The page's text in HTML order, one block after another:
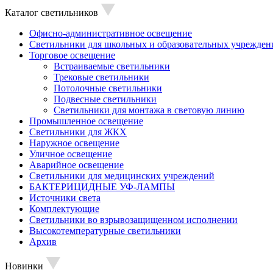
Каталог светильников
Офисно-административное освещение
Светильники для школьных и образовательных
Торговое освещение
Встраиваемые светильники
Трековые светильники
Потолочные светильники
Подвесные светильники
Светильники для монтажа в световую линию
Промышленное освещение
Светильники для ЖКХ
Наружное освещение
Уличное освещение
Аварийное освещение
Светильники для медицинских учреждений
БАКТЕРИЦИДНЫЕ УФ-ЛАМПЫ
Источники света
Комплектующие
Светильники во взрывозащищенном исполнении
Высокотемпературные светильники
Архив
Новинки